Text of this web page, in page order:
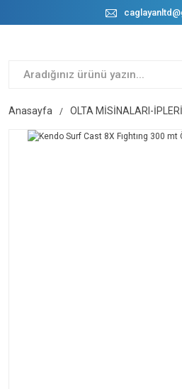
Anasayfa OLTA MİSİNALARI-